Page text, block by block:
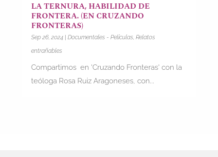
LA TERNURA, HABILIDAD DE
FRONTERA. (EN CRUZANDO
FRONTERAS)
Sep 26, 2024| Documentales - Películas, Relatos
entrañables
Compartimos en 'Cruzando Fronteras' con la
teóloga Rosa Ruiz Aragoneses, con...